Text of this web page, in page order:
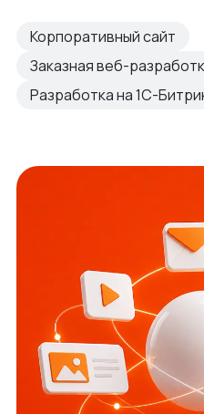
Корпоративный сайт
Заказная веб-
Разработка на 1С-